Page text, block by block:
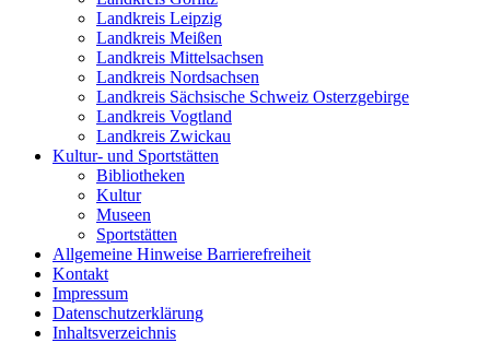
Landkreis Leipzig
Landkreis Meißen
Landkreis Mittelsachsen
Landkreis Nordsachsen
Landkreis Sächsische Schweiz Osterzgebirge
Landkreis Vogtland
Landkreis Zwickau
Kultur- und Sportstätten
Bibliotheken
Kultur
Museen
Sportstätten
Allgemeine Hinweise Barrierefreiheit
Kontakt
Impressum
Datenschutzerklärung
Inhaltsverzeichnis